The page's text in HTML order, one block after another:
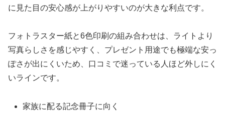
に見た目の安心感が上がりやすいのが大きな利点です。
フォトラスター紙と6色印刷の組み合わせは、ライトより
写真らしさを感じやすく、プレゼント用途でも極端な安っ
ぽさが出にくいため、口コミで迷っている人ほど外しにく
いラインです。
家族に配る記念冊子に向く